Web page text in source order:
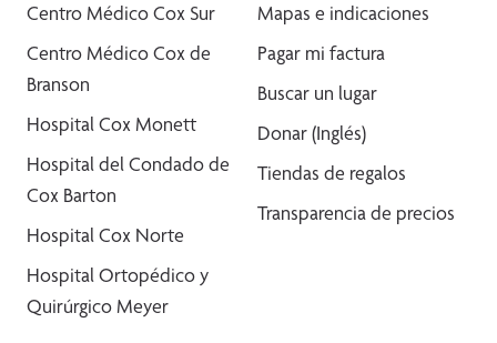
Centro Médico Cox Sur
Centro Médico Cox de
Branson
Hospital Cox Monett
Hospital del Condado de
Cox Barton
Hospital Cox Norte
Hospital Ortopédico y
Quirúrgico Meyer
Mapas e indicaciones
Pagar mi factura
Buscar un lugar
Donar (Inglés)
Tiendas de regalos
Transparencia de precios